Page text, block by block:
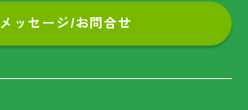
メッセージ/お問合せ